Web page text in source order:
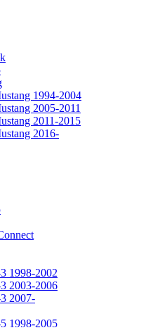
1994-2004
2005-2011
2011-2015
2016-
1998-2002
2003-2006
2007-
1998-2005